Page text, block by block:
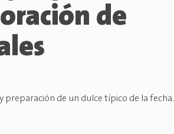
de
preparación de un dulce típico de la fecha.